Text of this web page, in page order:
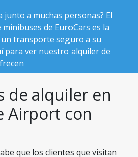
junto a muchas personas? El
de EuroCars es la
transporte seguro a su
para ver nuestro alquiler de
de alquiler en
Airport con
que los clientes que visitan